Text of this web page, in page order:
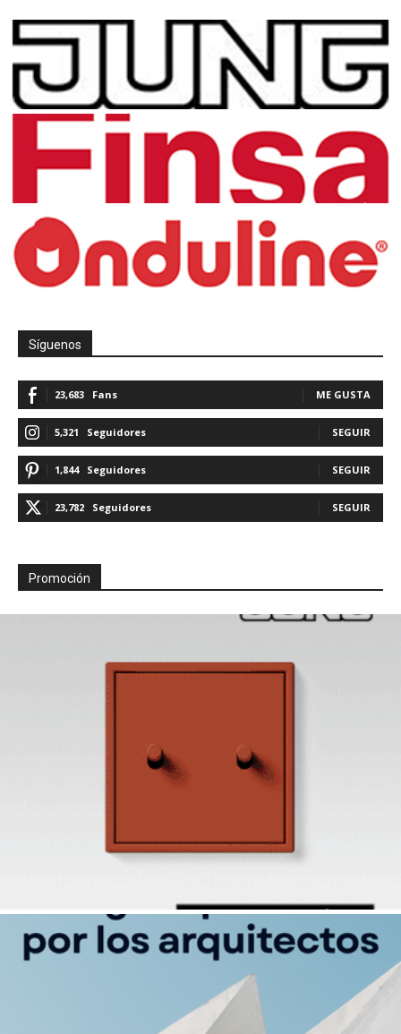
Síguenos
23,683 Fans ME GUSTA
5,321 Seguidores SEGUIR
1,844 Seguidores SEGUIR
23,782 Seguidores SEGUIR
Promoción